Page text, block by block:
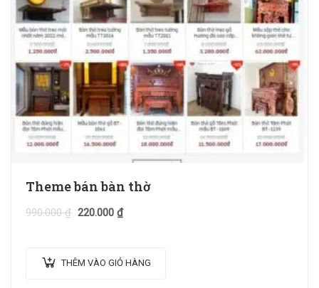
Theme bán bàn thờ
990.000₫ 220.000 ₫
THÊM VÀO GIỎ HÀNG